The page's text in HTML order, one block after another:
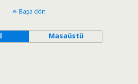
Başa dön
Masaüstü